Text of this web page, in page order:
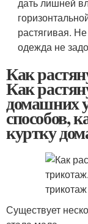
растягивая.
одежда не
Как
Как
домашних
способов,
куртку
Существует